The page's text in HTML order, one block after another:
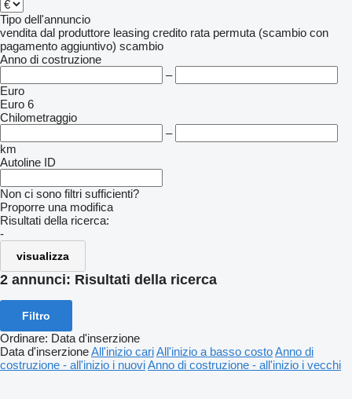
Tipo dell'annuncio
vendita dal produttore leasing credito rata permuta (scambio con
pagamento aggiuntivo) scambio
Anno di costruzione
–
Euro
Euro 6
Chilometraggio
–
km
Autoline ID
Non ci sono filtri sufficienti?
Proporre una modifica
Risultati della ricerca:
-
visualizza
2 annunci: Risultati della ricerca
Filtro
Ordinare: Data d'inserzione
Data d'inserzioneAll'inizio cariAll'inizio a basso costoAnno di
costruzione - all'inizio i nuoviAnno di costruzione - all'inizio i vecchi